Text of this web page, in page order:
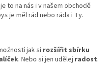
to na nás i v našem obchodě
je měl rád nebo ráda i Ty.
jak si rozšířit sbírku
. Nebo si jen udělej radost.